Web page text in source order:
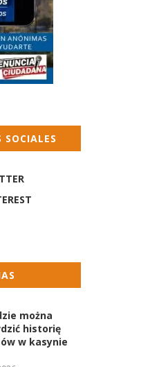
SOCIALES
można
historię
w kasynie